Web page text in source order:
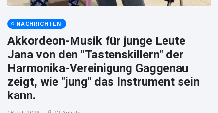
NACHRICHTEN
Akkordeon-Musik für junge Leute
Jana von den "Tastenskillern" der
Harmonika-Vereinigung Gaggenau
zeigt, wie "jung" das Instrument sein
kann.